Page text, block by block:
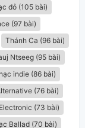
đỏ (105 bài)
(97 bài)
Thánh Ca (96 bài)
Ntseeg (95 bài)
indie (86 bài)
(76 bài)
Electronic (73 bài)
Ballad (70 bài)